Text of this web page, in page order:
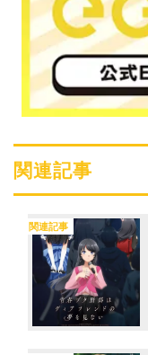
関連記事
関連記事